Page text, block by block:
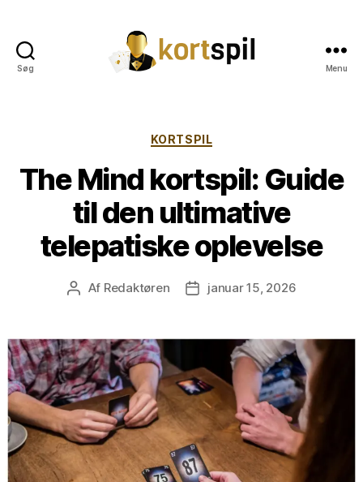
Søg Menu
Kategorier
KORTSPIL
The Mind kortspil: Guide
til den ultimative
telepatiske oplevelse
Indlægsforfatter
Af Redaktøren Indlægsdato
januar 15, 2026